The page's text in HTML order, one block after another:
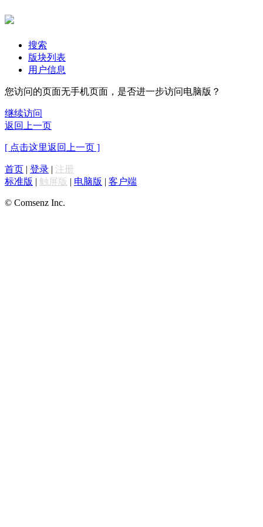
搜索
版块列表
用户信息
您访问的页面无手机页面，是否进一步访问电脑版？
继续访问
返回上一页
[ 点击这里返回上一页 ]
首页 | 登录 | 注册
标准版 | 触屏版 | 电脑版 | 客户端
© Comsenz Inc.